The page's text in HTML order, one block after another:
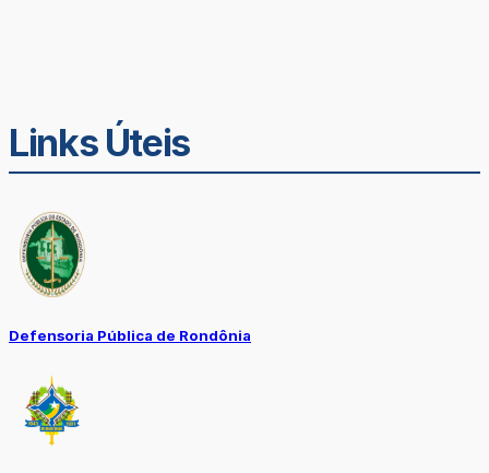
Links Úteis
Defensoria Pública de Rondônia